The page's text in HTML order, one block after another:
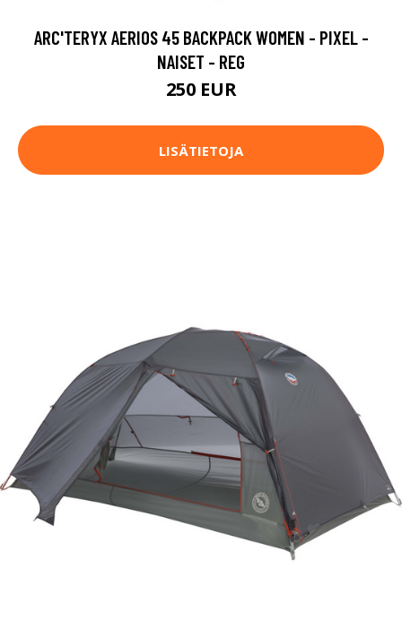
ARC'TERYX AERIOS 45 BACKPACK WOMEN - PIXEL -
NAISET - REG
250 EUR
LISÄTIETOJA